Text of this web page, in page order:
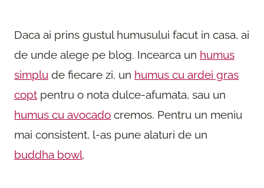
Daca ai prins gustul humusului facut in casa, ai
de unde alege pe blog. Incearca un humus
simplu de fiecare zi, un humus cu ardei gras
copt pentru o nota dulce-afumata, sau un
humus cu avocado cremos. Pentru un meniu
mai consistent, l-as pune alaturi de un
buddha bowl.